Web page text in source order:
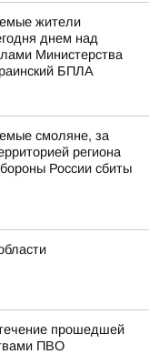
жители
днем над
Министерства
БПЛА
смоляне, за
региона
России сбиты
прошедшей
ПВО